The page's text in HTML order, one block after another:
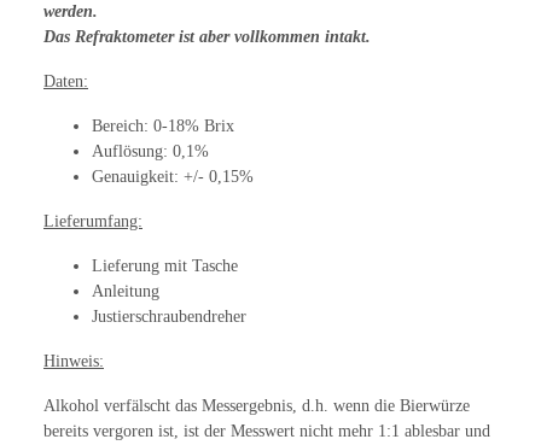
werden.
Das Refraktometer ist aber vollkommen intakt.
Daten:
Bereich: 0-18% Brix
Auflösung: 0,1%
Genauigkeit: +/- 0,15%
Lieferumfang:
Lieferung mit Tasche
Anleitung
Justierschraubendreher
Hinweis:
Alkohol verfälscht das Messergebnis, d.h. wenn die Bierwürze
bereits vergoren ist, ist der Messwert nicht mehr 1:1 ablesbar und